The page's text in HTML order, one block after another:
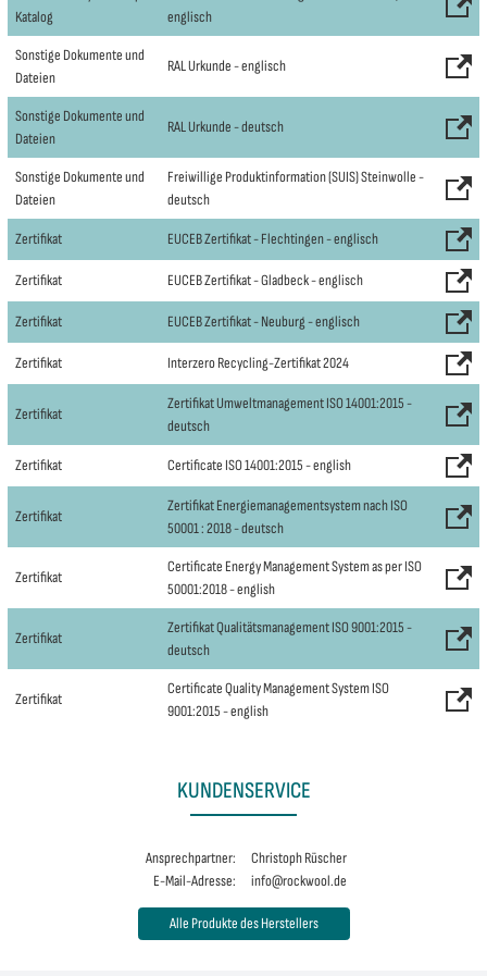
Katalog
englisch
Sonstige Dokumente und
Dateien
RAL Urkunde - englisch
Sonstige Dokumente und
Dateien
RAL Urkunde - deutsch
Sonstige Dokumente und
Dateien
Freiwillige Produktinformation (SUIS) Steinwolle -
deutsch
Zertifikat EUCEB Zertifikat - Flechtingen - englisch
Zertifikat EUCEB Zertifikat - Gladbeck - englisch
Zertifikat EUCEB Zertifikat - Neuburg - englisch
Zertifikat Interzero Recycling-Zertifikat 2024
Zertifikat
Zertifikat Umweltmanagement ISO 14001:2015 -
deutsch
Zertifikat Certificate ISO 14001:2015 - english
Zertifikat
Zertifikat Energiemanagementsystem nach ISO
50001 : 2018 - deutsch
Zertifikat
Certificate Energy Management System as per ISO
50001:2018 - english
Zertifikat
Zertifikat Qualitätsmanagement ISO 9001:2015 -
deutsch
Zertifikat
Certificate Quality Management System ISO
9001:2015 - english
KUNDENSERVICE
Ansprechpartner:
E-Mail-Adresse:
Christoph Rüscher
info@rockwool.de
Alle Produkte des Herstellers